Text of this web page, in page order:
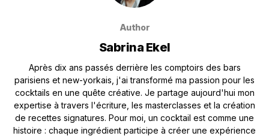
Author
Sabrina Ekel
Après dix ans passés derrière les comptoirs des bars
parisiens et new-yorkais, j'ai transformé ma passion pour les
cocktails en une quête créative. Je partage aujourd'hui mon
expertise à travers l'écriture, les masterclasses et la création
de recettes signatures. Pour moi, un cocktail est comme une
histoire : chaque ingrédient participe à créer une expérience